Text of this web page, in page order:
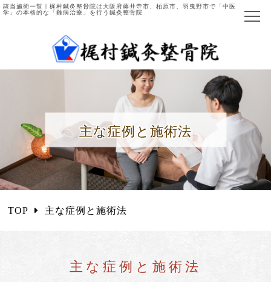
該当施術一覧｜梶村鍼灸整骨院は大阪府藤井寺市、柏原市、羽曳野市で「中医
学」の本格的な「難病治療」を行う鍼灸整骨院
施術の流れ
主な症例と施術法
中医学とは
国際中医師とは
よくある質問
主な症例と施術法
TOP 主な症例と施術法
主な症例と施術法